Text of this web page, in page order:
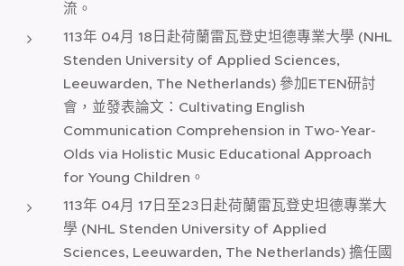
流。
113年 04月 18日赴荷蘭雷瓦登史坦德專業大學 (NHL
Stenden University of Applied Sciences,
Leeuwarden, The Netherlands) 參加ETEN研討
會，並發表論文：Cultivating English
Communication Comprehension in Two-Year-
Olds via Holistic Music Educational Approach
for Young Children。
113年 04月 17日至23日赴荷蘭雷瓦登史坦德專業大
學 (NHL Stenden University of Applied
Sciences, Leeuwarden, The Netherlands) 擔任國